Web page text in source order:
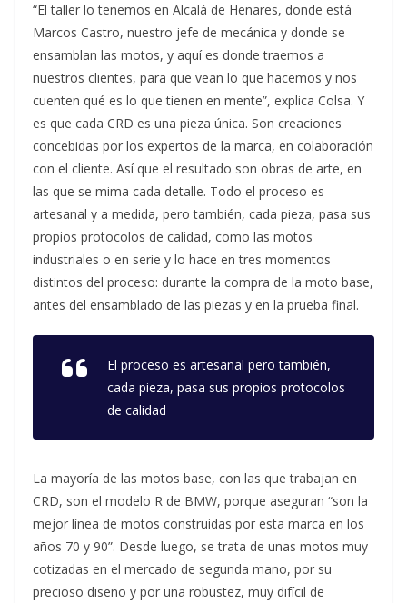
“El taller lo tenemos en Alcalá de Henares, donde está
Marcos Castro, nuestro jefe de mecánica y donde se
ensamblan las motos, y aquí es donde traemos a
nuestros clientes, para que vean lo que hacemos y nos
cuenten qué es lo que tienen en mente”, explica Colsa. Y
es que cada CRD es una pieza única. Son creaciones
concebidas por los expertos de la marca, en colaboración
con el cliente. Así que el resultado son obras de arte, en
las que se mima cada detalle. Todo el proceso es
artesanal y a medida, pero también, cada pieza, pasa sus
propios protocolos de calidad, como las motos
industriales o en serie y lo hace en tres momentos
distintos del proceso: durante la compra de la moto base,
antes del ensamblado de las piezas y en la prueba final.
El proceso es artesanal pero también,
cada pieza, pasa sus propios protocolos
de calidad
La mayoría de las motos base, con las que trabajan en
CRD, son el modelo R de BMW, porque aseguran “son la
mejor línea de motos construidas por esta marca en los
años 70 y 90”. Desde luego, se trata de unas motos muy
cotizadas en el mercado de segunda mano, por su
precioso diseño y por una robustez, muy difícil de